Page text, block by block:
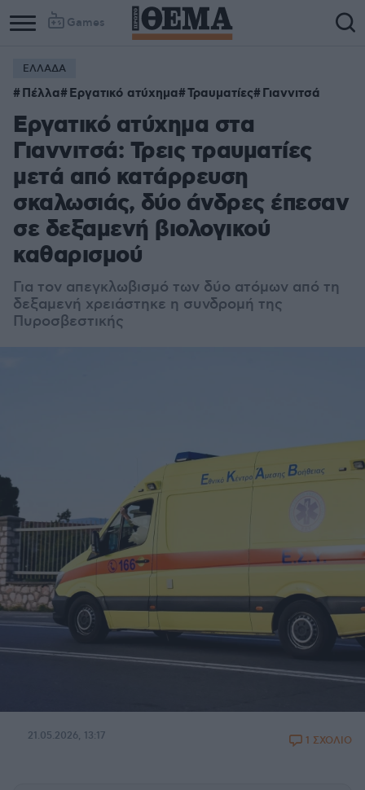
Games
ΕΛΛΑΔΑ
Πέλλα Εργατικό ατύχημα Τραυματίες Γιαννιτσά
Εργατικό ατύχημα στα
Γιαννιτσά: Τρεις τραυματίες
μετά από κατάρρευση
σκαλωσιάς, δύο άνδρες έπεσαν
σε δεξαμενή βιολογικού
καθαρισμού
Για τον απεγκλωβισμό των δύο ατόμων από τη
δεξαμενή χρειάστηκε η συνδρομή της
Πυροσβεστικής
21.05.2026, 13:17 1 ΣΧΟΛΙΟ